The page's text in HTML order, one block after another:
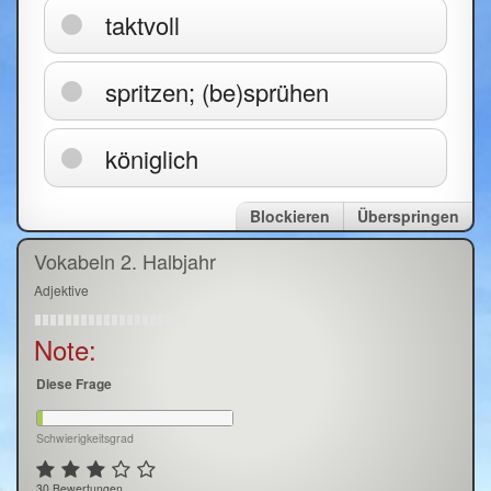
taktvoll
spritzen; (be)sprühen
königlich
Überspringen
Blockieren
Vokabeln 2. Halbjahr
Adjektive
Note:
Diese Frage
Schwierigkeitsgrad